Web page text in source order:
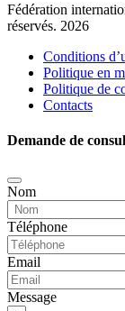
Fédération
réservés. 2026
Conditions
Politique en
Politique de
Contacts
Demande de
Nom
Téléphone
Email
Message